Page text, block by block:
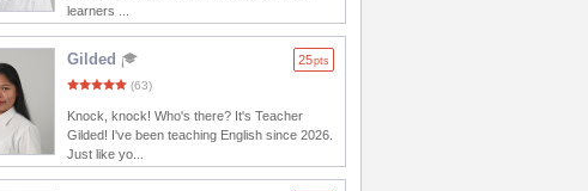
learners ...
Gilded 25pts
(63)
Knock, knock! Who's there? It's Teacher
Gilded! I've been teaching English since 2026.
Just like yo...